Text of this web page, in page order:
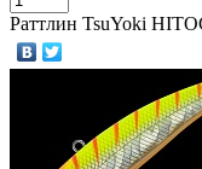
Раттлин TsuYoki